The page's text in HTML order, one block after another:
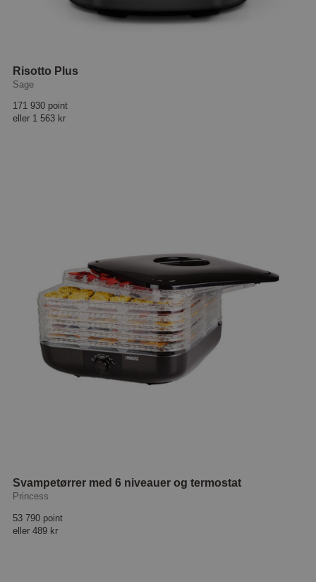
Risotto Plus
Sage
171 930 point
eller 1 563 kr
Svampetørrer med 6 niveauer og termostat
Princess
53 790 point
eller 489 kr